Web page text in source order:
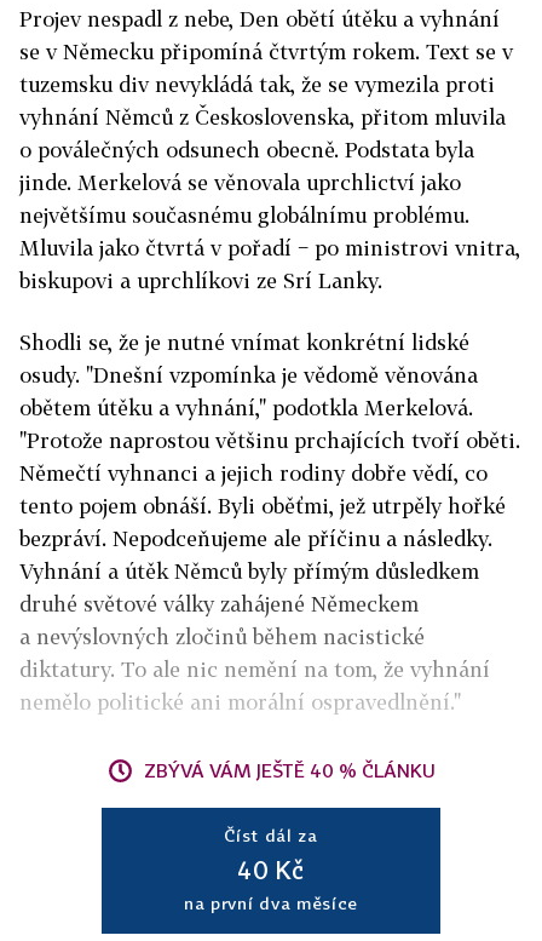
Projev nespadl z nebe, Den obětí útěku a vyhnání
se v Německu připomíná čtvrtým rokem. Text se v
tuzemsku div nevykládá tak, že se vymezila proti
vyhnání Němců z Československa, přitom mluvila
o poválečných odsunech obecně. Podstata byla
jinde. Merkelová se věnovala uprchlictví jako
největšímu současnému globálnímu problému.
Mluvila jako čtvrtá v pořadí − po ministrovi vnitra,
biskupovi a uprchlíkovi ze Srí Lanky.
Shodli se, že je nutné vnímat konkrétní lidské
osudy. "Dnešní vzpomínka je vědomě věnována
obětem útěku a vyhnání," podotkla Merkelová.
"Protože naprostou většinu prchajících tvoří oběti.
Němečtí vyhnanci a jejich rodiny dobře vědí, co
tento pojem obnáší. Byli oběťmi, jež utrpěly hořké
bezpráví. Nepodceňujeme ale příčinu a následky.
Vyhnání a útěk Němců byly přímým důsledkem
druhé světové války zahájené Německem
a nevýslovných zločinů během nacistické
diktatury. To ale nic nemění na tom, že vyhnání
nemělo politické ani morální ospravedlnění."
ZBÝVÁ VÁM JEŠTĚ 40 % ČLÁNKU
Číst dál za
40 Kč
na první dva měsíce